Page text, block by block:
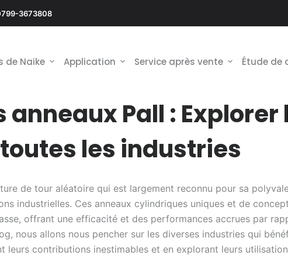
3673808
de Naike Application Service après vente Étude de
Pall : Explorer
les industries
de tour aléatoire qui est largement reconnu pour sa
industrielles. Ces anneaux cylindriques uniques et de
offrant une efficacité et des performances accrues par
nous allons nous pencher sur les diverses industries qui
leurs contributions inestimables et en explorant leurs